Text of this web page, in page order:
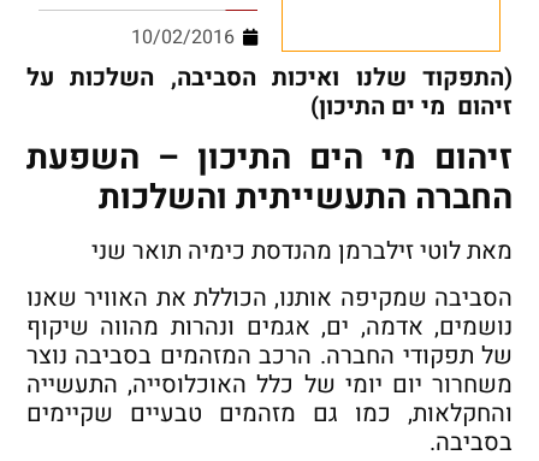
10/02/2016
(התפקוד שלנו ואיכות הסביבה, השלכות על
זיהום מי ים התיכון)
זיהום מי הים התיכון – השפעת
החברה התעשייתית והשלכות
מאת לוטי זילברמן מהנדסת כימיה תואר שני
הסביבה שמקיפה אותנו, הכוללת את האוויר שאנו
נושמים, אדמה, ים, אגמים ונהרות מהווה שיקוף
של תפקודי החברה. הרכב המזהמים בסביבה נוצר
משחרור יום יומי של כלל האוכלוסייה, התעשייה
והחקלאות, כמו גם מזהמים טבעיים שקיימים
בסביבה.